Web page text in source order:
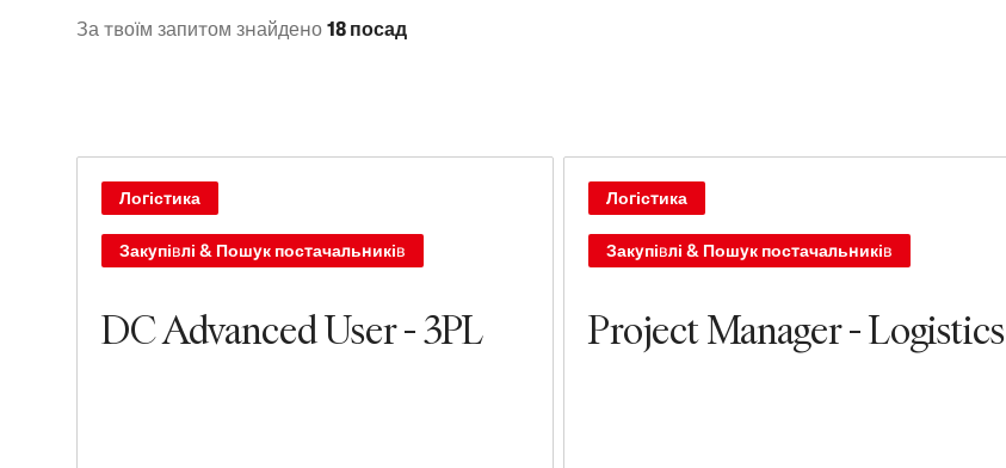
North America
3
South America
Продажі та Операційна діяльність
Магазини
Лізинг, будівництво, оснащення та
За твоїм запитом знайдено 18 посад
DC Advanced User - 3PL
Логістика
Закупівлі & Пошук постачальників
Project Manager - Logistics
Логістика
Закупівлі & Пошук постачальників